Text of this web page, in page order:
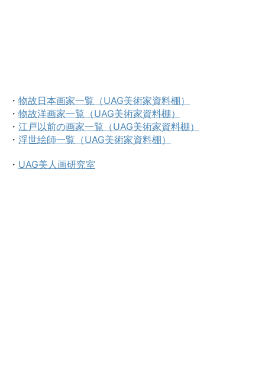
・ 物故日本画家一覧（UAG美術家資料棚）
・ 物故洋画家一覧（UAG美術家資料棚）
・ 江戸以前の画家一覧（UAG美術家資料棚）
・ 浮世絵師一覧（UAG美術家資料棚）
・ UAG美人画研究室